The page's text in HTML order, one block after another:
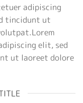
adipiscing
tincidunt ut
elit, sed
ut laoreet dolore